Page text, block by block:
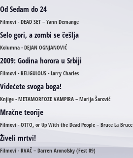
Od Sedam do 24
Filmovi - DEAD SET – Yann Demange
Selo gori, a zombi se češlja
Kolumna - DEJAN OGNJANOVIĆ
2009: Godina horora u Srbiji
Filmovi - RELIGULOUS - Larry Charles
Videćete svoga boga!
Knjige - METAMORFOZE VAMPIRA – Marija Šarović
Mračne teorije
Filmovi - OTTO, or Up With the Dead People – Bruce La Bruce
Živeli mrtvi!
Filmovi - RVAČ – Darren Aronofsky (Fest 09)